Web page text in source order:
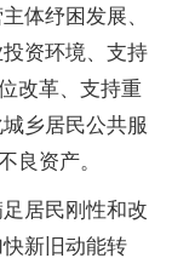
体纾困发展、
资环境、支持
改革、支持重
乡居民公共服
良资产。
居民刚性和改
新旧动能转